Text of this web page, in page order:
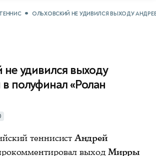
ТЕННИС ОЛЬХОВСКИЙ НЕ УДИВИЛСЯ ВЫХОДУ
не удивился выходу
полуфинал «Ролан
теннисистАндрей
выход Мирры